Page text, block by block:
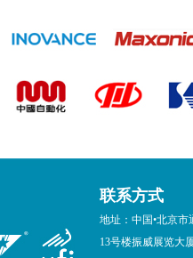
联系方式
地址：中国•北京
13号楼振威展览大